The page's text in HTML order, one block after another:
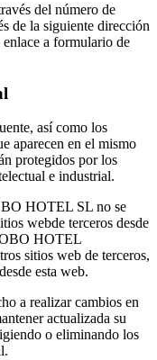
del número de
de la siguiente dirección
a formulario de
así como los
aparecen en el mismo
protegidos por los
e industrial.
HOTEL SL no se
webde terceros desde
HOTEL
sitios web de terceros,
esta web.
a realizar cambios en
actualizada su
o eliminando los